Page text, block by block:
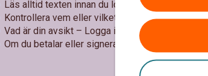
Läs alltid texten innan du loggar in eller
Kontrollera vem eller vilket företag du
Vad är din avsikt – Logga in, signera en
Om du betalar eller signerar – kontrollera till